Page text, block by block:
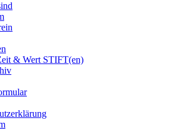
& Wert STIFT(en)